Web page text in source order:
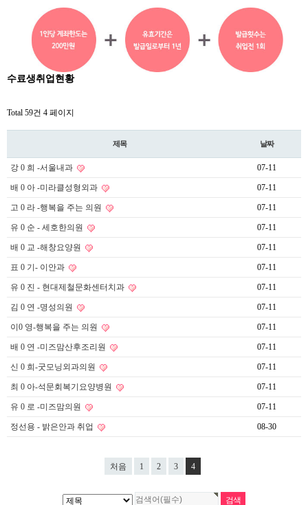
수료생취업현황
Total 59건 4 페이지
제목 날짜
강 0 희 -서울내과 07-11
배 0 아 -미라클성형외과 07-11
고 0 라 -행복을 주는 의원 07-11
유 0 순 - 세호한의원 07-11
배 0 교 -해창요양원 07-11
표 0 기- 이안과 07-11
유 0 진 - 현대제철문화센터치과 07-11
김 0 연 -명성의원 07-11
이0 영-행복을 주는 의원 07-11
배 0 연 -미즈맘산후조리원 07-11
신 0 희-굿모닝외과의원 07-11
최 0 아-석문회복기요양병원 07-11
유 0 로 -미즈맘의원 07-11
정선용 - 밝은안과 취업 08-30
처음 1 2 3 4